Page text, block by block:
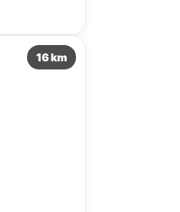
16 km